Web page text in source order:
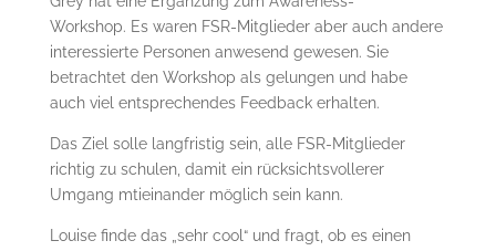
Workshop. Es waren FSR-Mitglieder aber auch andere
interessierte Personen anwesend gewesen. Sie
betrachtet den Workshop als gelungen und habe
auch viel entsprechendes Feedback erhalten.
Das Ziel solle langfristig sein, alle FSR-Mitglieder
richtig zu schulen, damit ein rücksichtsvollerer
Umgang mtieinander möglich sein kann.
Louise finde das „sehr cool“ und fragt, ob es einen